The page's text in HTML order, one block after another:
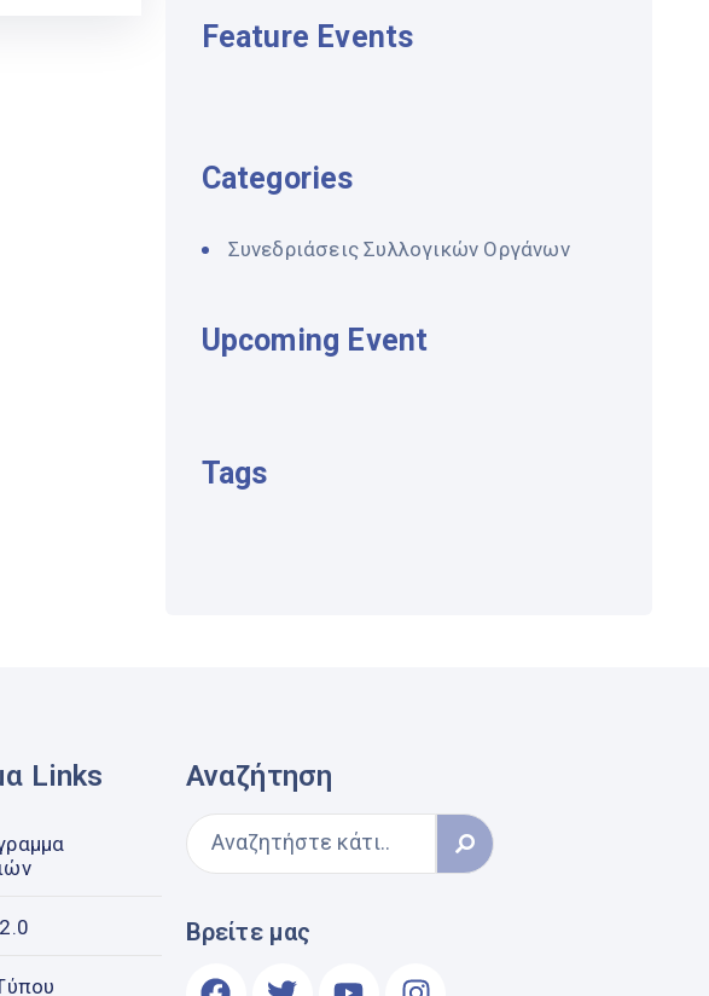
Feature Events
Categories
Συνεδριάσεις Συλλογικών Οργάνων
Upcoming Event
Tags
Links Αναζήτηση
Βρείτε μας